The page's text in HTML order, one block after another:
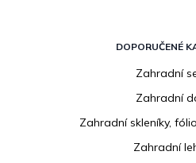
DOPORUČENÉ
Zahradní
Zahradní
Zahradní skleníky,
Zahradní